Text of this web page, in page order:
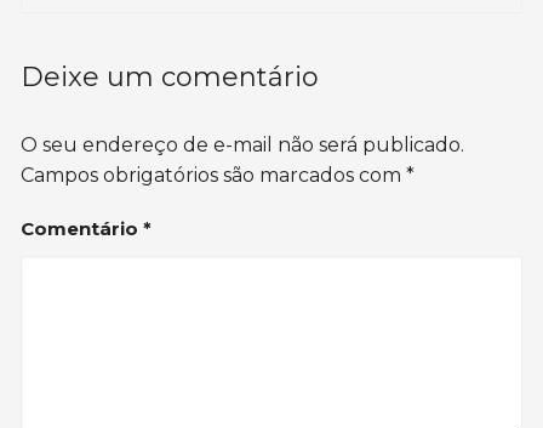
Deixe um comentário
O seu endereço de e-mail não será publicado.
Campos obrigatórios são marcados com*
Comentário*